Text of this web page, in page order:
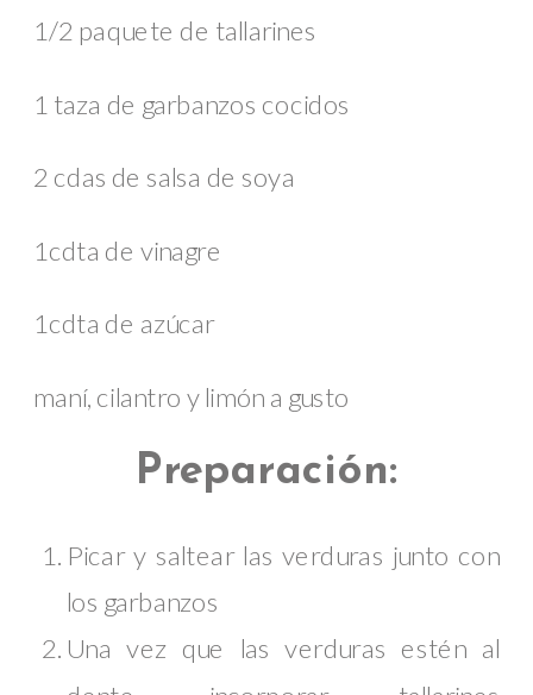
1/2 paquete de tallarines
1 taza de garbanzos cocidos
2 cdas de salsa de soya
1cdta de vinagre
1cdta de azúcar
maní, cilantro y limón a gusto
Preparación:
Picar y saltear las verduras junto con
los garbanzos
Una vez que las verduras estén al